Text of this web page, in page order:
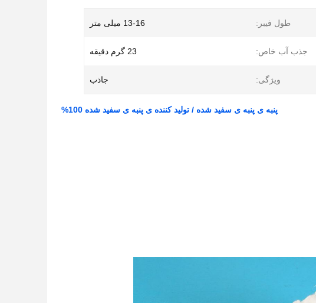
طول فیبر: 13-16 میلی متر
جذب آب خاص: 23 گرم دقیقه
ویژگی: جاذب
پنبه ی پنبه ی سفید شده / تولید کننده ی پنبه ی سفید شده 100%